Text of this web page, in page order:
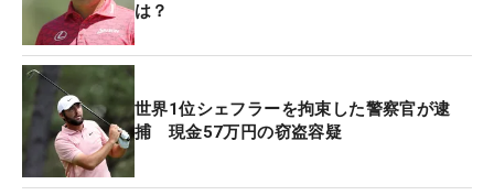
は？
世界1位シェフラーを拘束した警察官が逮
捕 現金57万円の窃盗容疑